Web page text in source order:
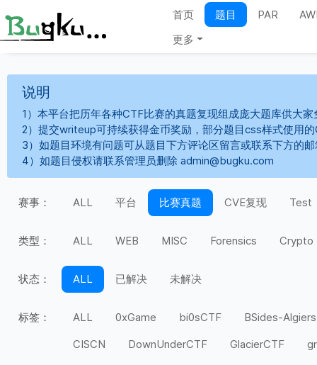
首页 题目 PAR
更多
说明
1）本平台把历年各种CTF比赛的真题复现组成庞大题库供大
2）提交writeup可持续获得金币奖励，部分题目css样式使用
3）如题目环境有问题可从题目下方评论区留言或联系下方的
4）如题目侵权请联系管理员删除 admin@bugku.com
赛事： ALL 平台 比赛真题 CVE复现 Test
类型： ALL WEB MISC Forensics Crypto
状态： ALL 已解决 未解决
标签： ALL 0xGame bi0sCTF
BSides-Algiers
CISCN
DownUnderCTF GlacierCTF